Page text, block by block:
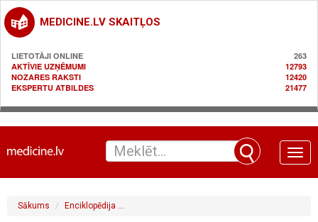
MEDICINE.LV SKAITĻOS
LIETOTĀJI ONLINE
263
AKTĪVIE UZŅĒMUMI
12793
NOZARES RAKSTI
12420
EKSPERTU ATBILDES
21477
Toggle
Sākums Enciklopēdija